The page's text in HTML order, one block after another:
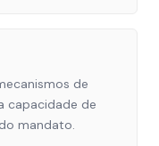
de
capacidade de
mandato.